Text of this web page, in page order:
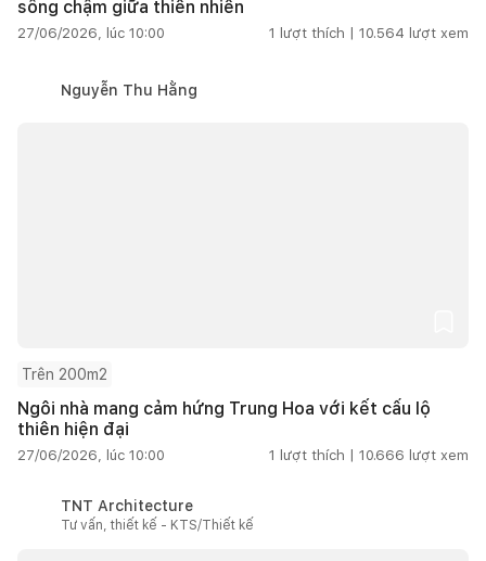
sống chậm giữa thiên nhiên
27/06/2026, lúc 10:00 1 lượt thích | 10.564 lượt xem
Nguyễn Thu Hằng
Trên 200m2
Ngôi nhà mang cảm hứng Trung Hoa với kết cấu lộ
thiên hiện đại
27/06/2026, lúc 10:00 1 lượt thích | 10.666 lượt xem
TNT Architecture
Tư vấn, thiết kế - KTS/Thiết kế